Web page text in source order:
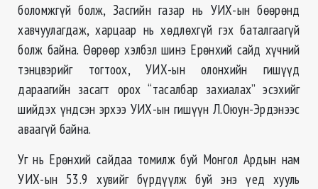
боломжгүй болж, Засгийн газар нь УИХ-ын бөөрөнд
хавчуулагдаж, харцаар нь хөдлөхгүй гэх баталгаагүй
болж байна. Өөрөөр хэлбэл шинэ Ерөнхий сайд хүчний
тэнцвэрийг тогтоох, УИХ-ын олонхийн гишүүд
дараагийн засагт орох “тасалбар захиалах” эсэхийг
шийдэх үндсэн эрхээ УИХ-ын гишүүн Л.Оюун-Эрдэнээс
аваагүй байна.
Уг нь Ерөнхий сайдаа томилж буй Монгол Ардын нам
УИХ-ын 53.9 хувийг бүрдүүлж буй энэ үед хууль